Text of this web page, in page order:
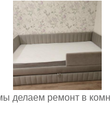
делаем ремонт в